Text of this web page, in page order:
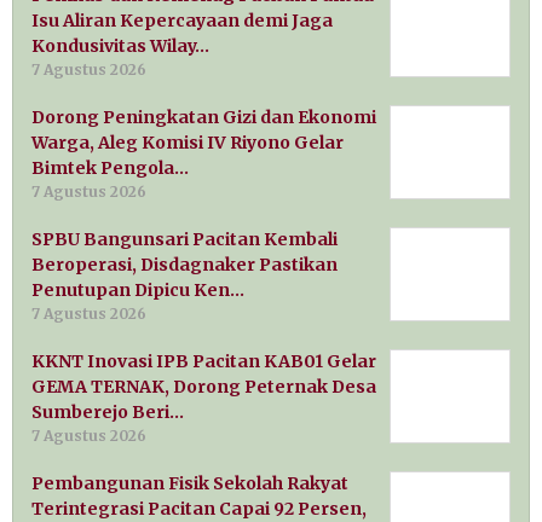
Isu Aliran Kepercayaan demi Jaga
Kondusivitas Wilay…
7 Agustus 2026
Dorong Peningkatan Gizi dan Ekonomi
Warga, Aleg Komisi IV Riyono Gelar
Bimtek Pengola…
7 Agustus 2026
SPBU Bangunsari Pacitan Kembali
Beroperasi, Disdagnaker Pastikan
Penutupan Dipicu Ken…
7 Agustus 2026
KKNT Inovasi IPB Pacitan KAB01 Gelar
GEMA TERNAK, Dorong Peternak Desa
Sumberejo Beri…
7 Agustus 2026
Pembangunan Fisik Sekolah Rakyat
Terintegrasi Pacitan Capai 92 Persen,